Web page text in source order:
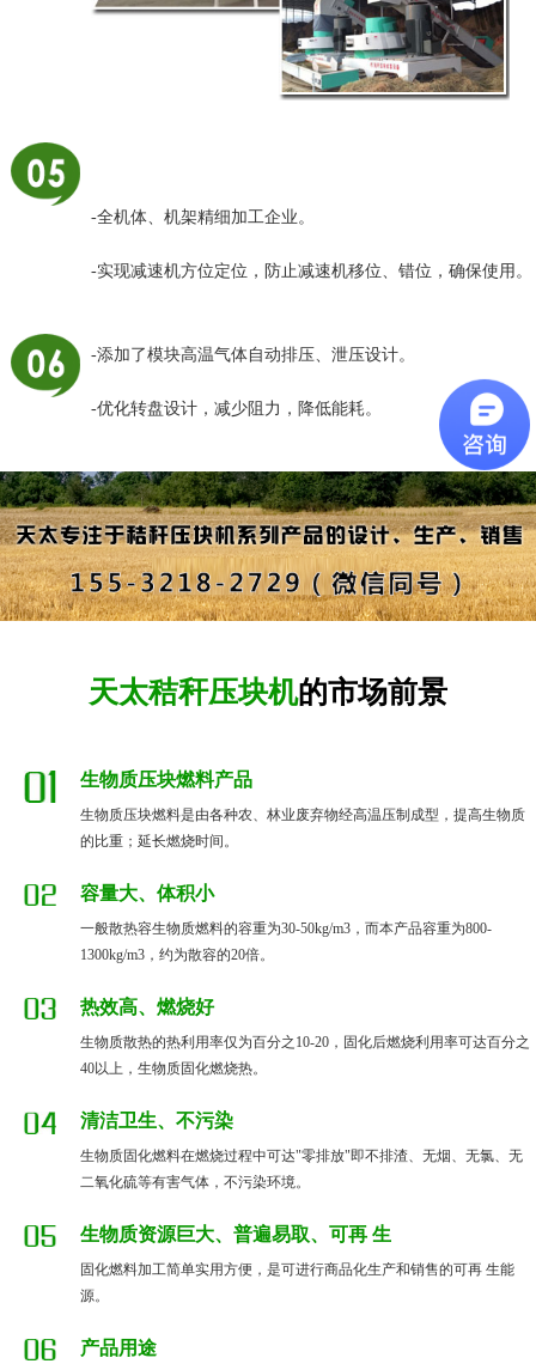
-全机体、机架精细加工企业。
-实现减速机方位定位，防止减速机移位、错位，确保使用。
-添加了模块高温气体自动排压、泄压设计。
-优化转盘设计，减少阻力，降低能耗。
天太秸秆压块机的市场前景
生物质压块燃料产品
生物质压块燃料是由各种农、林业废弃物经高温压制成型，提高生物质
的比重；延长燃烧时间。
容量大、体积小
一般散热容生物质燃料的容重为30-50kg/m3，而本产品容重为800-
1300kg/m3，约为散容的20倍。
热效高、燃烧好
生物质散热的热利用率仅为百分之10-20，固化后燃烧利用率可达百分之
40以上，生物质固化燃烧热。
清洁卫生、不污染
生物质固化燃料在燃烧过程中可达"零排放"即不排渣、无烟、无氯、无
二氧化硫等有害气体，不污染环境。
生物质资源巨大、普遍易取、可再 生
固化燃料加工简单实用方便，是可进行商品化生产和销售的可再 生能
源。
产品用途